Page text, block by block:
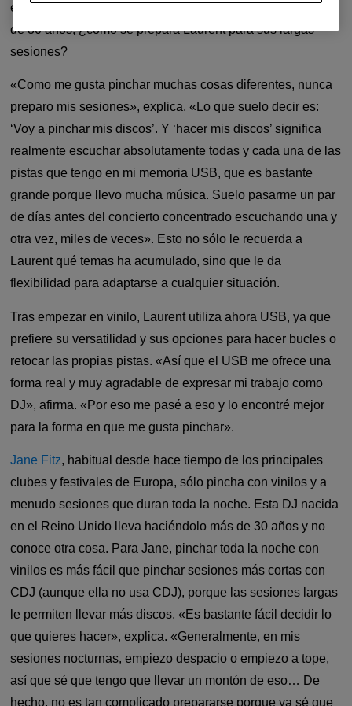
en sus sesiones de DJ, que duran toda la noche. Después
de 30 años, ¿cómo se prepara Laurent para sus largas
sesiones?
«Como me gusta pinchar muchas cosas diferentes, nunca
preparo mis sesiones», explica. «Lo que suelo decir es:
‘Voy a pinchar mis discos’. Y ‘hacer mis discos’ significa
realmente escuchar absolutamente todas y cada una de las
pistas que tengo en mi memoria USB, que es bastante
grande porque llevo mucha música. Suelo pasarme un par
de días antes del concierto concentrado escuchando una y
otra vez, miles de veces». Esto no sólo le recuerda a
Laurent qué temas ha acumulado, sino que le da
flexibilidad para adaptarse a cualquier situación.
Tras empezar en vinilo, Laurent utiliza ahora USB, ya que
prefiere su versatilidad y sus opciones para hacer bucles o
retocar las propias pistas. «Así que el USB me ofrece una
forma real y muy agradable de expresar mi trabajo como
DJ», afirma. «Por eso me pasé a eso y lo encontré mejor
para la forma en que me gusta pinchar».
Jane Fitz, habitual desde hace tiempo de los principales
clubes y festivales de Europa, sólo pincha con vinilos y a
menudo sesiones que duran toda la noche. Esta DJ nacida
en el Reino Unido lleva haciéndolo más de 30 años y no
conoce otra cosa. Para Jane, pinchar toda la noche con
vinilos es más fácil que pinchar sesiones más cortas con
CDJ (aunque ella no usa CDJ), porque las sesiones largas
le permiten llevar más discos. «Es bastante fácil decidir lo
que quieres hacer», explica. «Generalmente, en mis
sesiones nocturnas, empiezo despacio o empiezo a tope,
así que sé que tengo que llevar un montón de eso… De
hecho, no es tan complicado prepararse porque ya sé que